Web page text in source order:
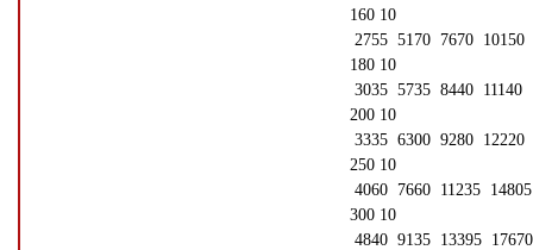
160 10
2755 5170 7670 10150
180 10
3035 5735 8440 11140
200 10
3335 6300 9280 12220
250 10
4060 7660 11235
300 10
4840 9135 13395